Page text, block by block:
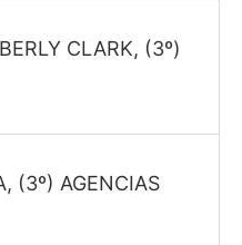
CLARK, (3º)
(3º) AGENCIAS